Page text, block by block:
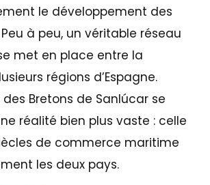
le développement des
à peu, un véritable réseau
met en place entre la
régions d’Espagne.
des Bretons de Sanlúcar se
réalité bien plus vaste : celle
de commerce maritime
les deux pays.